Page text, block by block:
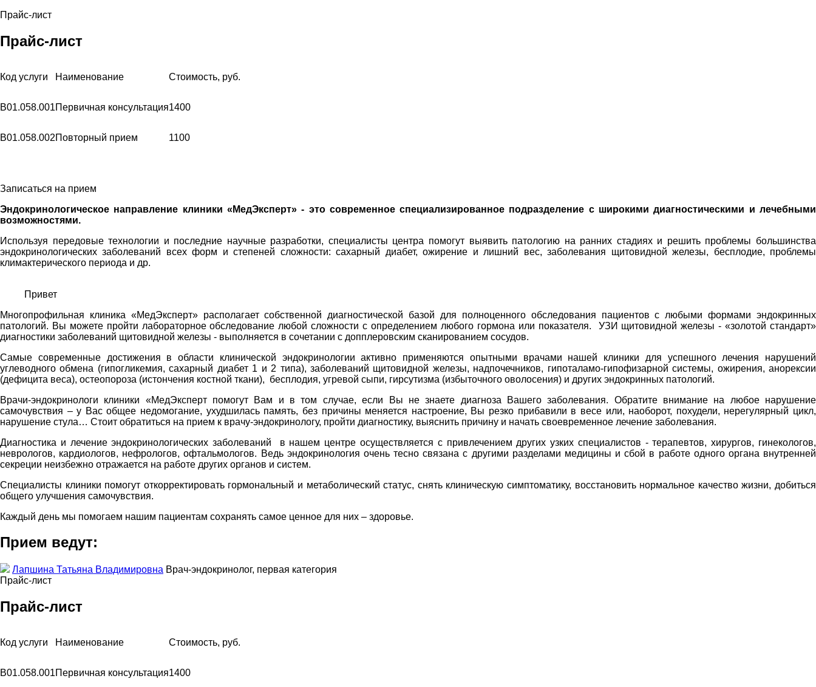
Прайс-лист
Прайс-лист
Код услуги Наименование Стоимость, руб.
В01.058.001Первичная консультация1400
В01.058.002Повторный прием 1100
Записаться на прием
Эндокринологическое направление клиники «МедЭксперт» - это современное специализированное подразделение с широкими диагностическими и лечебными
возможностями.
Используя передовые технологии и последние научные разработки, специалисты центра помогут выявить патологию на ранних стадиях и решить проблемы большинства
эндокринологических заболеваний всех форм и степеней сложности: сахарный диабет, ожирение и лишний вес, заболевания щитовидной железы, бесплодие, проблемы
климактерического периода и др.
Привет
Многопрофильная клиника «МедЭксперт» располагает собственной диагностической базой для полноценного обследования пациентов с любыми формами эндокринных
патологий. Вы можете пройти лабораторное обcледование любой сложности с определением любого гормона или показателя. УЗИ щитовидной железы - «золотой стандарт»
диагностики заболеваний щитовидной железы - выполняется в сочетании с допплеровским сканированием сосудов.
Самые современные достижения в области клинической эндокринологии активно применяются опытными врачами нашей клиники для успешного лечения нарушений
углеводного обмена (гипогликемия, сахарный диабет 1 и 2 типа), заболеваний щитовидной железы, надпочечников, гипоталамо-гипофизарной системы, ожирения, анорексии
(дефицита веса), остеопороза (истончения костной ткани), бесплодия, угревой сыпи, гирсутизма (избыточного оволосения) и других эндокринных патологий.
Врачи-эндокринологи клиники «МедЭксперт помогут Вам и в том случае, если Вы не знаете диагноза Вашего заболевания. Обратите внимание на любое нарушение
самочувствия – у Вас общее недомогание, ухудшилась память, без причины меняется настроение, Вы резко прибавили в весе или, наоборот, похудели, нерегулярный цикл,
нарушение стула… Стоит обратиться на прием к врачу-эндокринологу, пройти диагностику, выяснить причину и начать своевременное лечение заболевания.
Диагностика и лечение эндокринологических заболеваний в нашем центре осуществляется с привлечением других узких специалистов - терапевтов, хирургов, гинекологов,
неврологов, кардиологов, нефрологов, офтальмологов. Ведь эндокринология очень тесно связана с другими разделами медицины и сбой в работе одного органа внутренней
секреции неизбежно отражается на работе других органов и систем.
Специалисты клиники помогут откорректировать гормональный и метаболический статус, снять клиническую симптоматику, восстановить нормальное качество жизни, добиться
общего улучшения самочувствия.
Каждый день мы помогаем нашим пациентам сохранять самое ценное для них – здоровье.
Прием ведут:
Лапшина Татьяна Владимировна Врач-эндокринолог, первая категория
Прайс-лист
Прайс-лист
Код услуги Наименование Стоимость, руб.
В01.058.001Первичная консультация1400